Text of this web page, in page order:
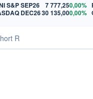
S&P SEP26 7 777,250,00%
DEC2630 135,000,00%
R